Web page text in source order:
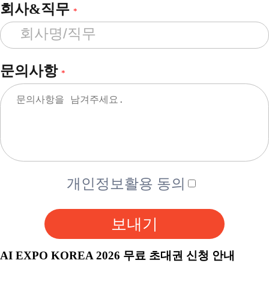
회사&직무 *
문의사항 *
개인정보활용 동의
보내기
AI EXPO KOREA 2026 무료 초대권 신청 안내